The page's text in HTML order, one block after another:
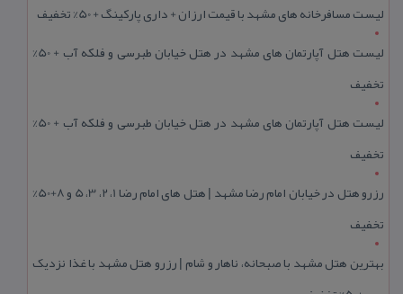
لیست مسافرخانه های مشهد با قیمت ارزان + داری پارکینگ + 50% تخفیف
لیست هتل آپارتمان های مشهد در هتل خیابان طبرسی و فلکه آب + 50%
تخفیف
لیست هتل آپارتمان های مشهد در هتل خیابان طبرسی و فلکه آب + 50%
تخفیف
رزرو هتل در خیابان امام رضا مشهد | هتل‌ های امام رضا 1، 2، 3، 5 و 8+50%
تخفیف
بهترین هتل مشهد با صبحانه، ناهار و شام | رزرو هتل مشهد با غذا نزدیک